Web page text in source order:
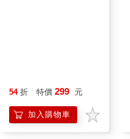
54 折 特價 299 元
加入購物車